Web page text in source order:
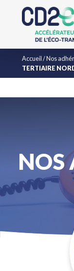
Accueil/Nos
TERTIAIRE
NOS